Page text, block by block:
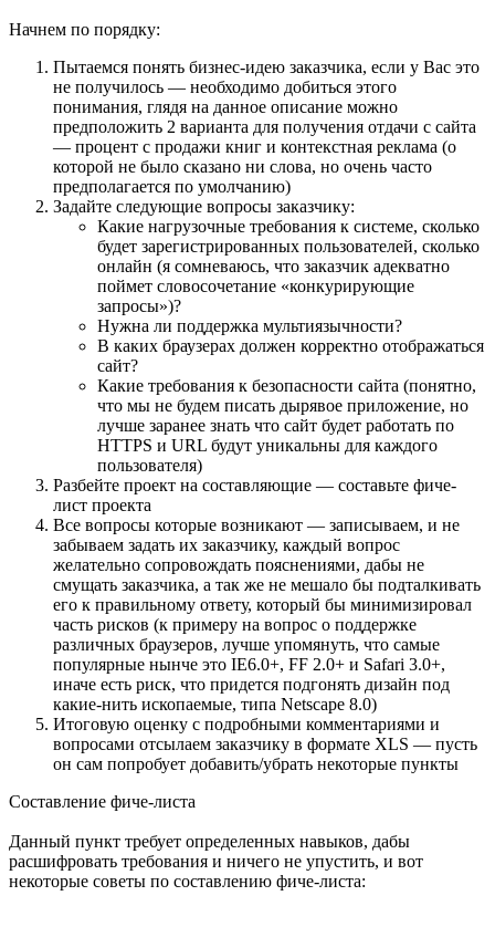
Начнем по порядку:
Пытаемся понять бизнес-идею заказчика, если у Вас это
не получилось — необходимо добиться этого
понимания, глядя на данное описание можно
предположить 2 варианта для получения отдачи с сайта
— процент с продажи книг и контекстная реклама (о
которой не было сказано ни слова, но очень часто
предполагается по умолчанию)
Задайте следующие вопросы заказчику:
Какие нагрузочные требования к системе, сколько
будет зарегистрированных пользователей, сколько
онлайн (я сомневаюсь, что заказчик адекватно
поймет словосочетание «конкурирующие
запросы»)?
Нужна ли поддержка мультиязычности?
В каких браузерах должен корректно отображаться
сайт?
Какие требования к безопасности сайта (понятно,
что мы не будем писать дырявое приложение, но
лучше заранее знать что сайт будет работать по
HTTPS и URL будут уникальны для каждого
пользователя)
Разбейте проект на составляющие — составьте фиче-
лист проекта
Все вопросы которые возникают — записываем, и не
забываем задать их заказчику, каждый вопрос
желательно сопровождать пояснениями, дабы не
смущать заказчика, а так же не мешало бы подталкивать
его к правильному ответу, который бы минимизировал
часть рисков (к примеру на вопрос о поддержке
различных браузеров, лучше упомянуть, что самые
популярные нынче это IE6.0+, FF 2.0+ и Safari 3.0+,
иначе есть риск, что придется подгонять дизайн под
какие-нить ископаемые, типа Netscape 8.0)
Итоговую оценку с подробными комментариями и
вопросами отсылаем заказчику в формате XLS — пусть
он сам попробует добавить/убрать некоторые пункты
Составление фиче-листа
Данный пункт требует определенных навыков, дабы
расшифровать требования и ничего не упустить, и вот
некоторые советы по составлению фиче-листа: